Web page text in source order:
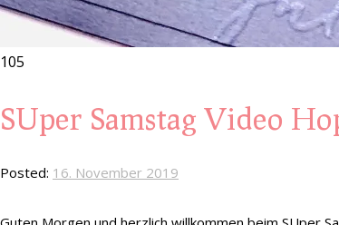
105
SUper Samstag Video
Posted: 16. November 2019